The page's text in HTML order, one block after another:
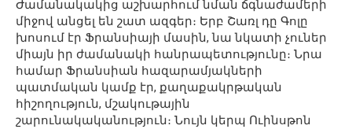
Ժամանակակից աշխարհում նման ճգնաժամերի
միջով անցել են շատ ազգեր։ Երբ Շառլ դը Գոլը
խոսում էր Ֆրանսիայի մասին, նա նկատի չուներ
միայն իր ժամանակի հանրապետությունը։ Նրա
համար Ֆրանսիան հազարամյակների
պատմական կամք էր, քաղաքակրթական
հիշողություն, մշակութային
շարունակականություն։ Նույն կերպ Ուինսթոն